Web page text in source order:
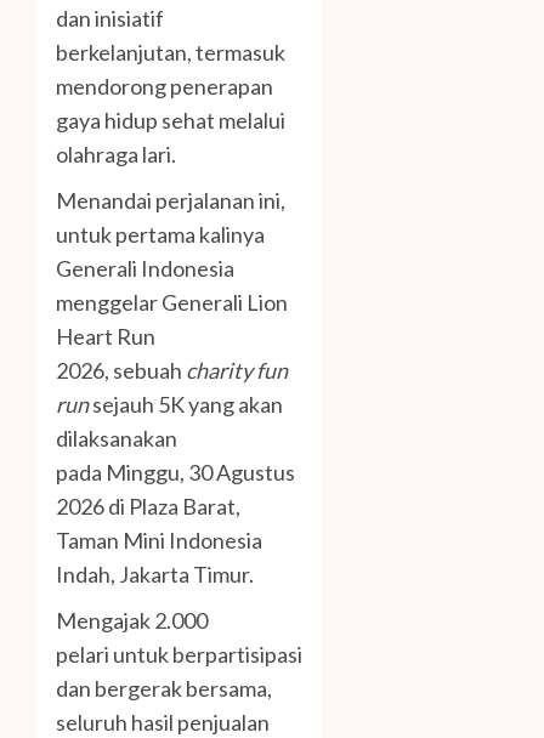
dan inisiatif
berkelanjutan, termasuk
mendorong penerapan
gaya hidup sehat melalui
olahraga lari.
Menandai perjalanan ini,
untuk pertama kalinya
Generali Indonesia
menggelar Generali Lion
Heart Run
2026, sebuah charity fun
runsejauh 5K yang akan
dilaksanakan
pada Minggu, 30 Agustus
2026 di Plaza Barat,
Taman Mini Indonesia
Indah, Jakarta Timur.
Mengajak 2.000
pelari untuk berpartisipasi
dan bergerak bersama,
seluruh hasil penjualan